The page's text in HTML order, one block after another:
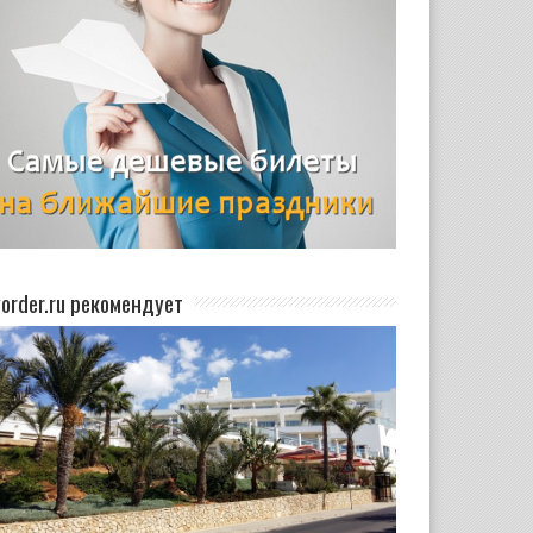
рекомендует